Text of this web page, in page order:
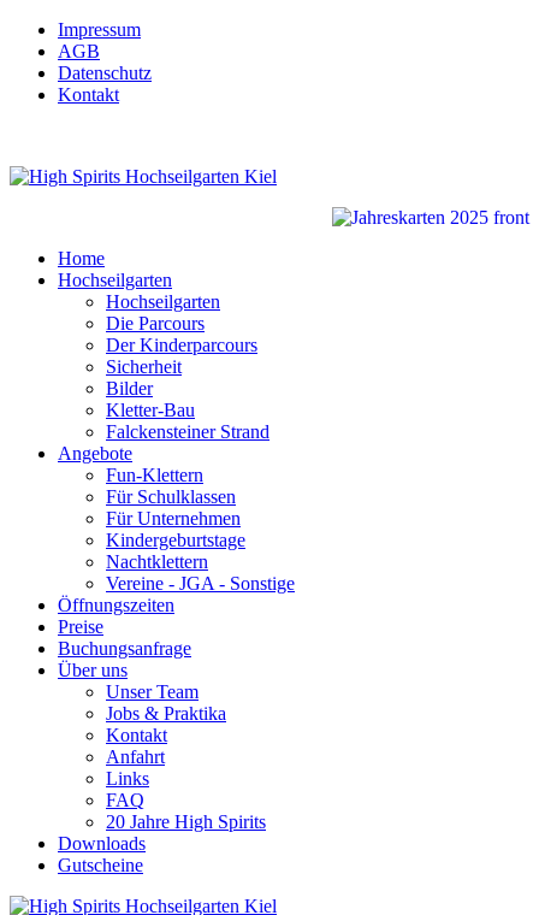
Impressum
AGB
Datenschutz
Kontakt
Home
Hochseilgarten
Hochseilgarten
Die Parcours
Der Kinderparcours
Sicherheit
Bilder
Kletter-Bau
Falckensteiner Strand
Angebote
Fun-Klettern
Für Schulklassen
Für Unternehmen
Kindergeburtstage
Nachtklettern
Vereine - JGA - Sonstige
Öffnungszeiten
Preise
Buchungsanfrage
Über uns
Unser Team
Jobs & Praktika
Kontakt
Anfahrt
Links
FAQ
20 Jahre High Spirits
Downloads
Gutscheine